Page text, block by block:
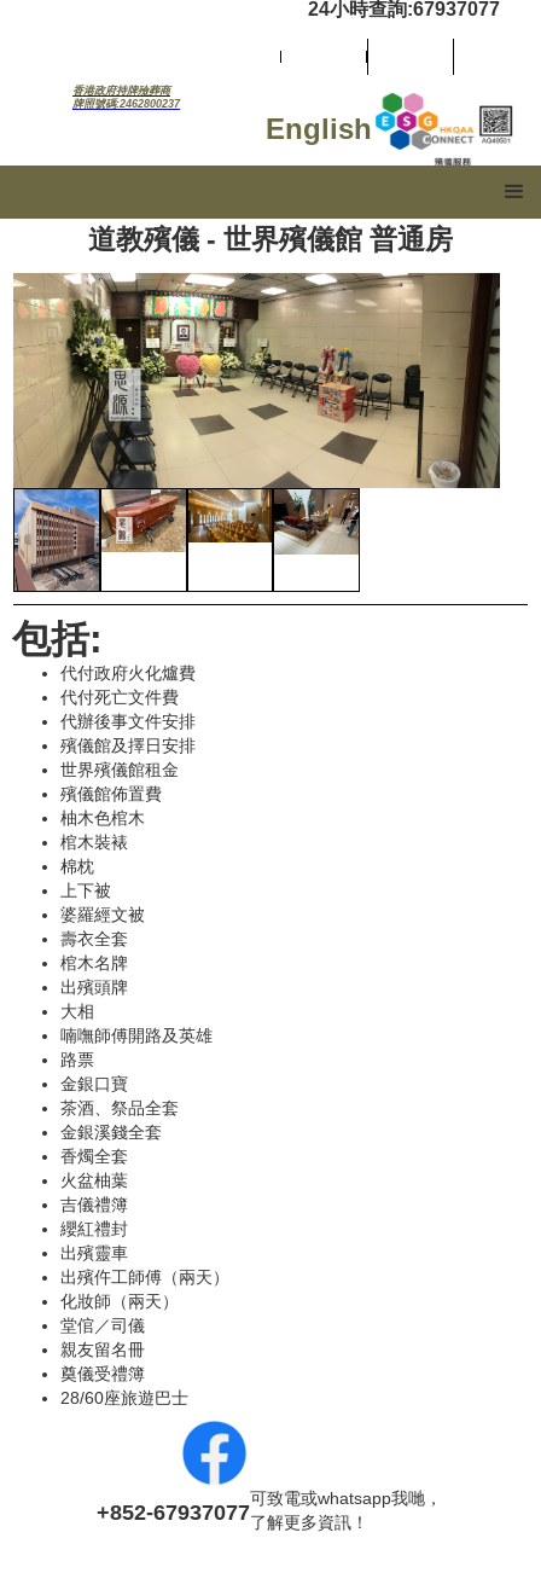
香港政府持牌殮葬商
牌照號碼:2462800237
24小時查詢:67937077
English
道教殯儀 - 世界殯儀館 普通房
包括:
代付政府火化爐費
代付死亡文件費
代辦後事文件安排
殯儀館及擇日安排
世界殯儀館租金
殯儀館佈置費
柚木色棺木
棺木裝裱
棉枕
上下被
婆羅經文被
壽衣全套
棺木名牌
出殯頭牌
大相
喃嘸師傅開路及英雄
路票
金銀口寶
茶酒、祭品全套
金銀溪錢全套
香燭全套
火盆柚葉
吉儀禮簿
纓紅禮封
出殯靈車
出殯仵工師傅（兩天）
化妝師（兩天）
堂倌／司儀
親友留名冊
奠儀受禮簿
28/60座旅遊巴士
+852-67937077
可致電或whatsapp我哋，
了解更多資訊！